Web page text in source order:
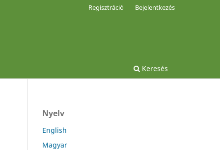
Keresés
Regisztráció Bejelentkezés
Nyelv
English
Magyar